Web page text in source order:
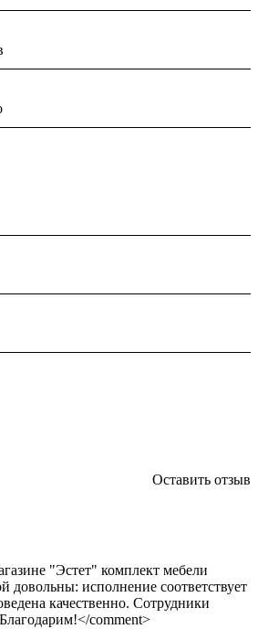
Оставить отзыв
"Эстет" комплект мебели
исполнение соответствует
качественно. Сотрудники
comment>